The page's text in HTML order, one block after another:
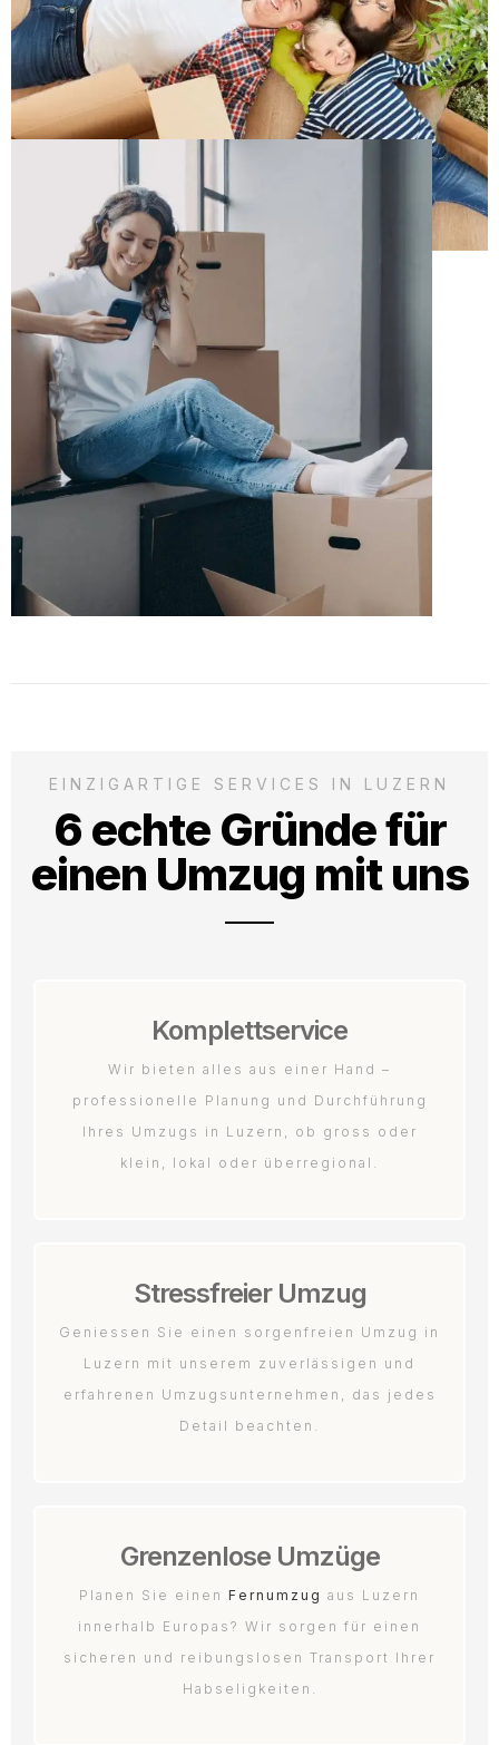
EINZIGARTIGE SERVICES IN LUZERN
6 echte Gründe für
einen Umzug mit uns
Komplettservice
Wir bieten alles aus einer Hand –
professionelle Planung und Durchführung
Ihres Umzugs in Luzern, ob gross oder
klein, lokal oder überregional.
Stressfreier Umzug
Geniessen Sie einen sorgenfreien Umzug in
Luzern mit unserem zuverlässigen und
erfahrenen Umzugsunternehmen, das jedes
Detail beachten.
Grenzenlose Umzüge
Planen Sie einen Fernumzug aus Luzern
innerhalb Europas? Wir sorgen für einen
sicheren und reibungslosen Transport Ihrer
Habseligkeiten.